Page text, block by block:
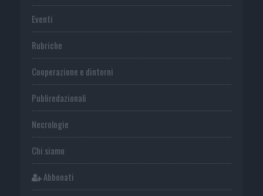
Eventi
Rubriche
Cooperazione e dintorni
Publiredazionali
Necrologie
Chi siamo
Abbonati